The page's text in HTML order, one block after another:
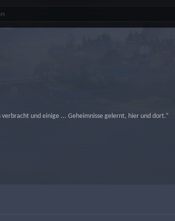
und einige ... Geheimnisse gelernt, hier und dort.“